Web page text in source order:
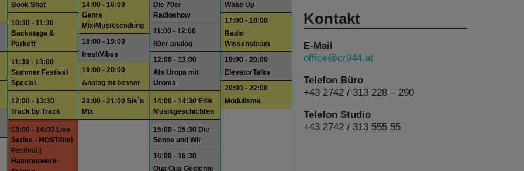
Book Shot
10:30 - 11:30
Backstage &
Parkett
11:30 - 13:00
Summer Festival
Special
12:00 - 13:30
Track by Track
13:00 - 14:00 Live
Series - MOST4/tel
Festival |
Hammerwerk-
14:00 - 16:00
Genre
Mix/Musiksendung
18:00 - 19:00
freshVibes
19:00 - 20:00
Analog ist besser
20:00 - 21:00 Sis`n
Mix
Die 70er
Radioshow
11:00 - 12:00
80er analog
12:00 - 13:00
Als Uropa mit
Uroma
14:00 - 14:30 Edis
Musikgeschichten
15:00 - 15:30 Die
Sonne und Wir
16:00 - 16:30
Qua Qua Gedichte
Wake Up
17:00 - 18:00
Radio
Wissensteam
19:00 - 20:00
ElevatorTalks
20:00 - 22:00
Modulisme
Kontakt
E-Mail
office@cr944.at
Telefon Büro
+43 2742 / 313 228 – 290
Telefon Studio
+43 2742 / 313 555 55